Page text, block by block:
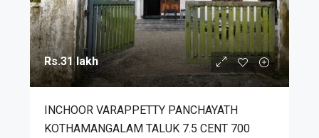
Rs.31 lakh
INCHOOR VARAPPETTY PANCHAYATH
KOTHAMANGALAM TALUK 7.5 CENT 700